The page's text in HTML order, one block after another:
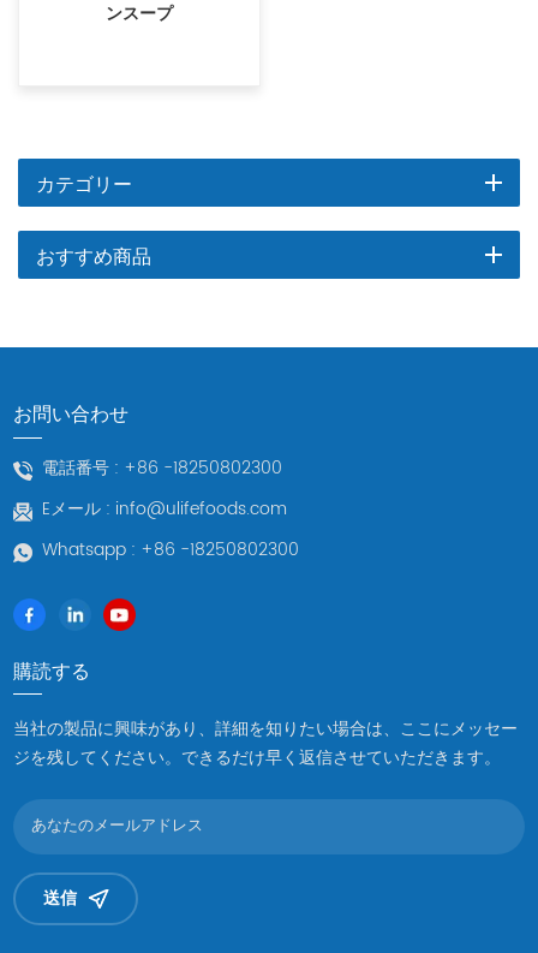
ンスープ
カテゴリー
おすすめ商品
お問い合わせ
電話番号 : +86 -18250802300
Eメール : info@ulifefoods.com
Whatsapp : +86 -18250802300
購読する
当社の製品に興味があり、詳細を知りたい場合は、ここにメッセー
ジを残してください。できるだけ早く返信させていただきます。
送信